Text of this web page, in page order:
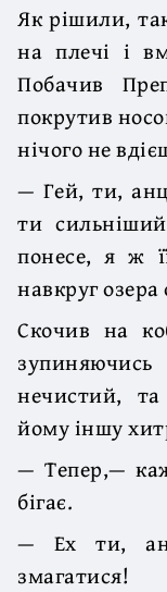
Як рішили,
на плечі і
Побачив
покрутив
нічого не
— Гей, ти,
ти
понесе, я ж
навкруг
Скочив на
нечистий,
йому іншу
— Тепер,—
бігає.
— Ех ти,
змагатися!